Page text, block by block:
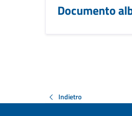
Documento
Indietro